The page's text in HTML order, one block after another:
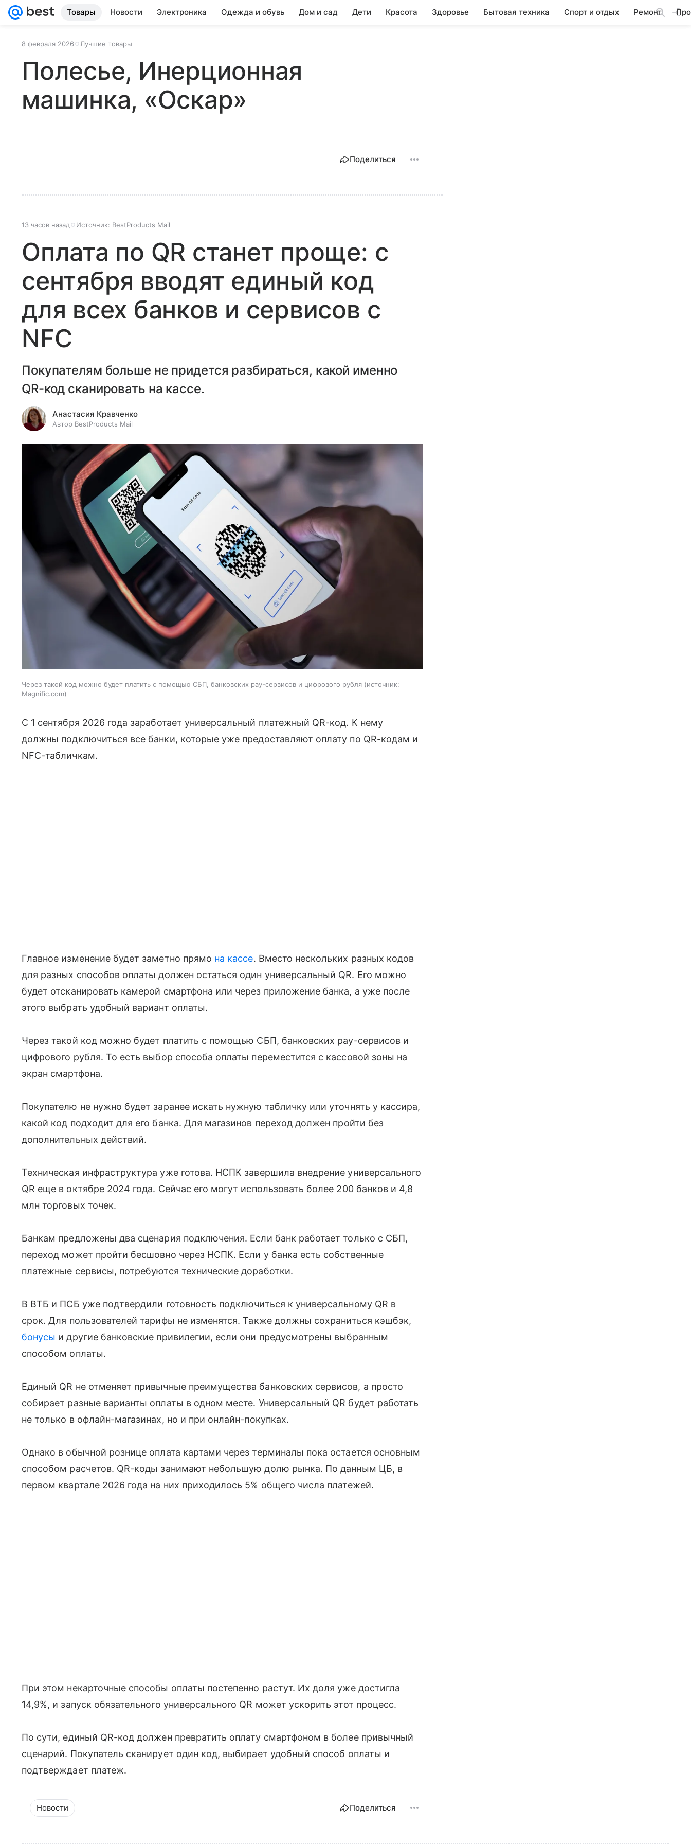
Товары Новости Электроника Одежда и обувь Дом и сад Дети Красота Здоровье Бытовая техника Спорт и отдых Ремонт
8 февраля 2026 Лучшие товары
Полесье, Инерционная
машинка, «Оскар»
Поделиться
13 часов назад Источник: BestProducts Mail
Оплата по QR станет проще: с
сентября вводят единый код
для всех банков и сервисов с
NFC
Покупателям больше не придется разбираться, какой именно
QR-код сканировать на кассе.
Анастасия Кравченко
Автор BestProducts Mail
Через такой код можно будет платить с помощью СБП, банковских pay-сервисов и цифрового рубля
источник:
Magnific.com
С 1 сентября 2026 года заработает универсальный платежный QR-код. К нему
должны подключиться все банки, которые уже предоставляют оплату по QR-кодам и
NFC-табличкам.
Главное изменение будет заметно прямо на кассе. Вместо нескольких разных кодов
для разных способов оплаты должен остаться один универсальный QR. Его можно
будет отсканировать камерой смартфона или через приложение банка, а уже после
этого выбрать удобный вариант оплаты.
Через такой код можно будет платить с помощью СБП, банковских pay-сервисов и
цифрового рубля. То есть выбор способа оплаты переместится с кассовой зоны на
экран смартфона.
Покупателю не нужно будет заранее искать нужную табличку или уточнять у кассира,
какой код подходит для его банка. Для магазинов переход должен пройти без
дополнительных действий.
Техническая инфраструктура уже готова. НСПК завершила внедрение универсального
QR еще в октябре 2024 года. Сейчас его могут использовать более 200 банков и 4,8
млн торговых точек.
Банкам предложены два сценария подключения. Если банк работает только с СБП,
переход может пройти бесшовно через НСПК. Если у банка есть собственные
платежные сервисы, потребуются технические доработки.
В ВТБ и ПСБ уже подтвердили готовность подключиться к универсальному QR в
срок. Для пользователей тарифы не изменятся. Также должны сохраниться кэшбэк,
бонусы и другие банковские привилегии, если они предусмотрены выбранным
способом оплаты.
Единый QR не отменяет привычные преимущества банковских сервисов, а просто
собирает разные варианты оплаты в одном месте. Универсальный QR будет работать
не только в офлайн-магазинах, но и при онлайн-покупках.
Однако в обычной рознице оплата картами через терминалы пока остается основным
способом расчетов. QR-коды занимают небольшую долю рынка. По данным ЦБ, в
первом квартале 2026 года на них приходилось 5% общего числа платежей.
При этом некарточные способы оплаты постепенно растут. Их доля уже достигла
14,9%, и запуск обязательного универсального QR может ускорить этот процесс.
По сути, единый QR-код должен превратить оплату смартфоном в более привычный
сценарий. Покупатель сканирует один код, выбирает удобный способ оплаты и
подтверждает платеж.
Новости Поделиться